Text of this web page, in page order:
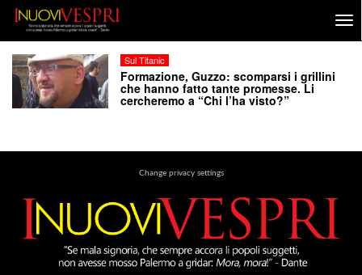
Sul Titanic
Formazione, Guzzo: scomparsi i grillini
che hanno fatto tante promesse. Li
cercheremo a “Chi l’ha visto?”
Change privacy settings